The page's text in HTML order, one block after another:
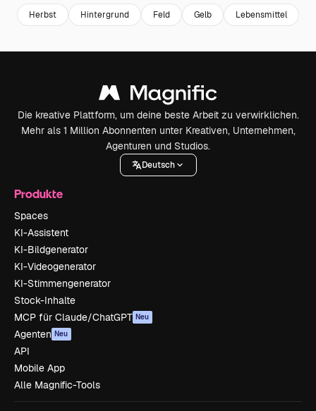
Herbst Hintergrund Feld Gelb Lebensmittel
Die kreative Plattform, um deine beste Arbeit zu verwirklichen.
Mehr als 1 Million Abonnenten unter Kreativen, Unternehmen,
Agenturen und Studios.
Deutsch
Produkte
Spaces
KI-Assistent
KI-Bildgenerator
KI-Videogenerator
KI-Stimmengenerator
Stock-Inhalte
MCP für Claude/ChatGPT Neu
Agenten Neu
API
Mobile App
Alle Magnific-Tools